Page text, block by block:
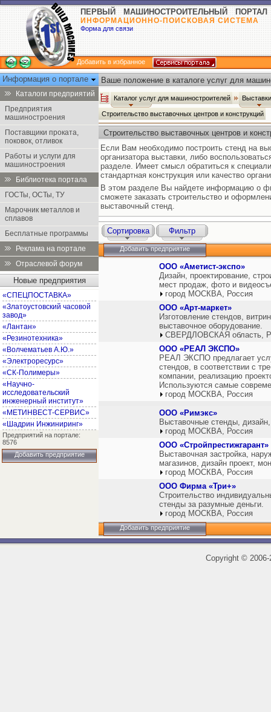
ПЕРВЫЙ МАШИНОСТРОИТЕЛЬНЫЙ ПОРТАЛ
ИНФОРМАЦИОННО-ПОИСКОВАЯ СИСТЕМА
Форма для связи
Добавить в избранное
Информация о портале
Каталоги предприятий
Предприятия
машиностроения
Поставщики проката,
поковок, отливок
Работы и услуги для
машиностроения
Библиотека портала
ГОСТы, ОСТы, ТУ
Марочник металлов и
сплавов
Бесплатные программы
Реклама на портале
Отраслевой форум
Новые предприятия
«СПЕЦПОСТАВКА»
«Златоустовский часовой
завод»
«Лантан»
«Резинотехника»
«Волчематьев А.Ю.»
«Электроресурс»
«СК-Полимеры»
«Научно-
исследовательский
инженерный институт»
«МЕТИНВЕСТ-СЕРВИС»
«Шадрин Инжиниринг»
Предприятий на портале:
8576
Добавить предприятие
Ваше положение в каталоге услуг для
Каталог услуг для машиностроителей
Строительство выставочных центров и конструкций
Строительство выставочных центров и
Если Вам необходимо построить стенд на
организатора выставки, либо
разделе. Имеет смысл обратиться к
стандартная конструкция или качество
В этом разделе Вы найдете информацию о
сможете заказать строительство и
выставочный стенд.
Сортировка Фильтр
Добавить предприятие
ООО «Аметист-экспо»
Дизайн, проектирование,
мест продаж, фото и
город МОСКВА, Россия
ООО «Арт-маркет»
Изготовление стендов,
выставочное оборудование.
СВЕРДЛОВСКАЯ область,
ООО «РЕАЛ ЭКСПО»
РЕАЛ ЭКСПО предлагает
стендов, в соответствии с
компании, реализацию
Используются самые
город МОСКВА, Россия
ООО «Римэкс»
Выставочные стенды,
город МОСКВА, Россия
ООО «Стройпрестижгарант»
Выставочная застройка,
магазинов, дизайн проект,
город МОСКВА, Россия
ООО Фирма «Три+»
Строительство
стенды за разумные деньги.
город МОСКВА, Россия
Добавить предприятие
Copyright ©